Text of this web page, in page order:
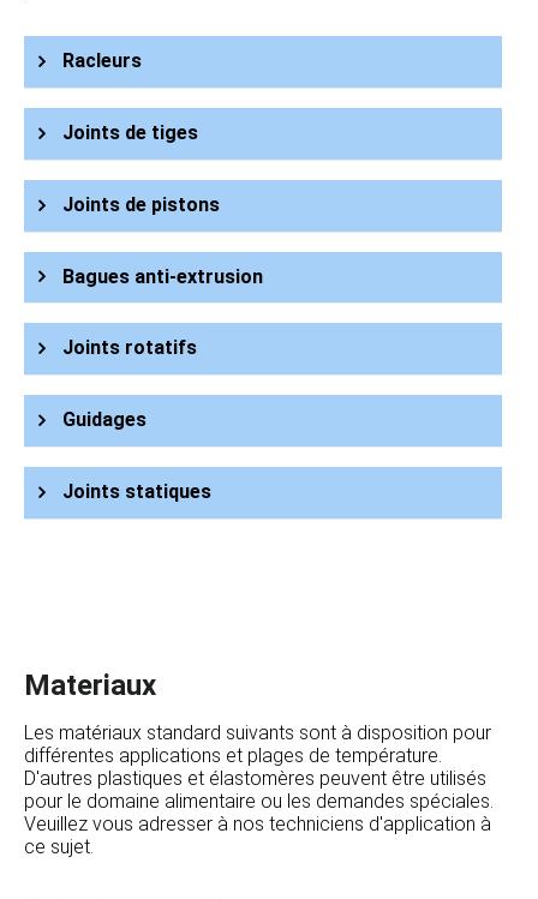
Racleurs
Joints de tiges
Joints de pistons
Bagues anti-extrusion
Joints rotatifs
Guidages
Joints statiques
Materiaux
Les matériaux standard suivants sont à disposition pour
différentes applications et plages de température.
D'autres plastiques et élastomères peuvent être utilisés
pour le domaine alimentaire ou les demandes spéciales.
Veuillez vous adresser à nos techniciens d'application à
ce sujet.